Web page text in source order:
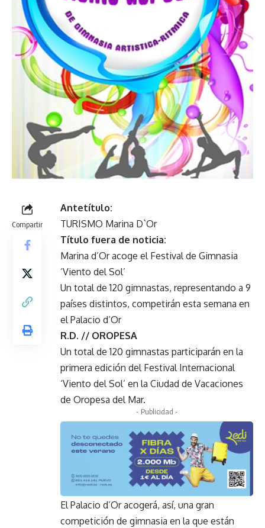
Compartir
Antetítulo:
TURISMO Marina D`Or
Título fuera de noticia:
Marina d’Or acoge el Festival de Gimnasia
‘Viento del Sol’
Un total de 120 gimnastas, representando a 9
países distintos, competirán esta semana en
el Palacio d’Or
R.D. // OROPESA
Un total de 120 gimnastas participarán en la
primera edición del Festival Internacional
‘Viento del Sol’ en la Ciudad de Vacaciones
de Oropesa del Mar.
- Publicidad -
El Palacio d’Or acogerá, así, una gran
competición de gimnasia en la que están